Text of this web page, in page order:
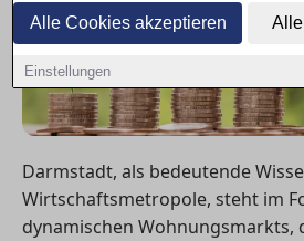
Alle Cookies akzeptieren
Einstellungen
Darmstadt, als bedeutende
Wirtschaftsmetropole, steht im
dynamischen Wohnungsmarkts,